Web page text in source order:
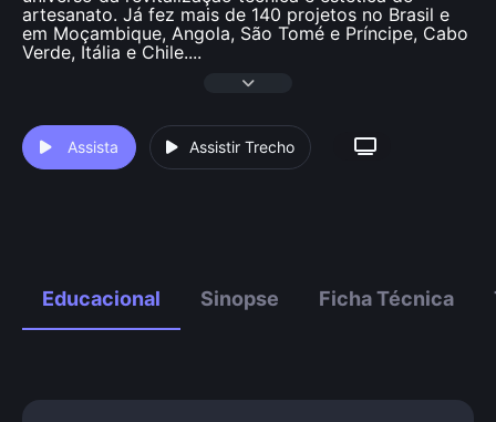
artesanato. Já fez mais de 140 projetos no Brasil e
em Moçambique, Angola, São Tomé e Príncipe, Cabo
Verde, Itália e Chile....
Assista Assistir Trecho
Educacional Sinopse Ficha Técnica